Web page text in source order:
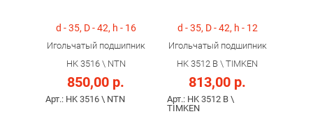
d - 35, D - 42, h - 16
Игольчатый подшипник
HK 3516 \ NTN
850,00 р.
Арт.: HK 3516 \ NTN
d - 35, D - 42, h - 12
Игольчатый подшипник
HK 3512 B \ TIMKEN
813,00 р.
Арт.: HK 3512 B \
TIMKEN